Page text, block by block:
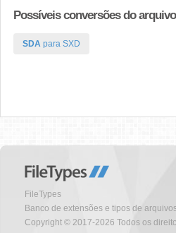
Possíveis conversões do
SDA para SXD
FileTypes
Banco de extensões e tipos de
Copyright © 2017-2026 Todos os